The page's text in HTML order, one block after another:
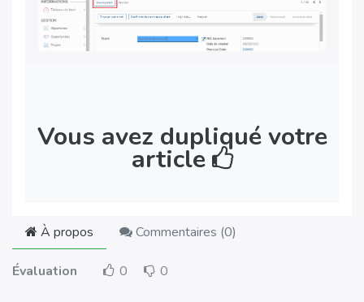
Vous avez dupliqué votre
article
À propos Commentaires (0)
Évaluation 0 0